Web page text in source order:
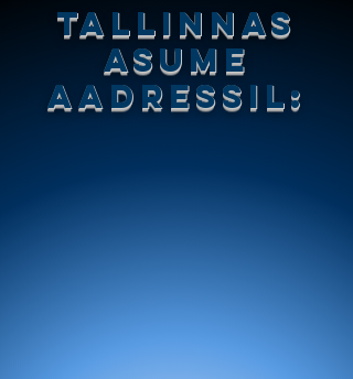
TALLINNAS
ASUME
AADRESSIL: